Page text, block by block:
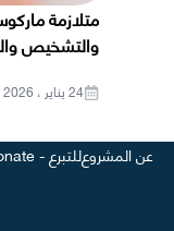
متلازمة
والتشخيص
24 يناير ، 2026
عن المشروعللتبرع - donate